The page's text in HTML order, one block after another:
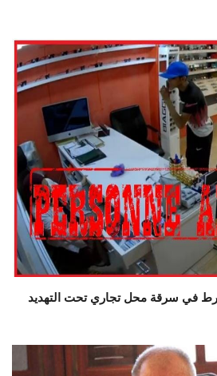
في سرقة محل تجاري تحت التهديد